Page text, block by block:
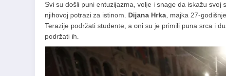
Svi su došli puni entuzijazma, volje i snage da iskažu
njihovoj potrazi za istinom. Dijana Hrka , majka 27-
Terazije podržati studente, a oni su je primili puna srca i
podržati ih.